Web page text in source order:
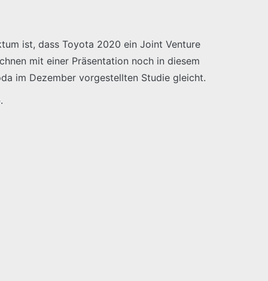
ist, dass Toyota 2020 ein Joint Venture
mit einer Präsentation noch in diesem
im Dezember vorgestellten Studie gleicht.